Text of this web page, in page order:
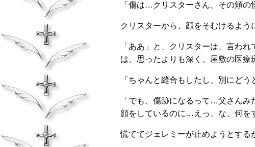
「傷は…クリスターさん、その頬の
クリスターから、顔をそむけるよう
「ああ」と、クリスターは、言わ
は、思ったよりも深く、屋敷の医
「ちゃんと縫合もしたし、別にどう
「でも、傷跡になるって…父さん
顔をしているのに…えっ、な、何を
慌ててジェレミーが止めようとする